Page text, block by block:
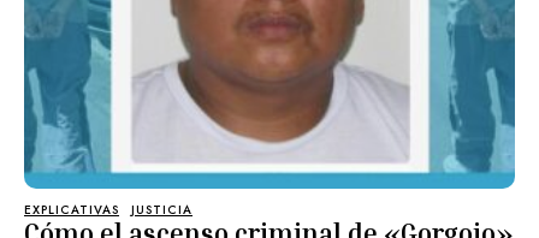
EXPLICATIVAS JUSTICIA